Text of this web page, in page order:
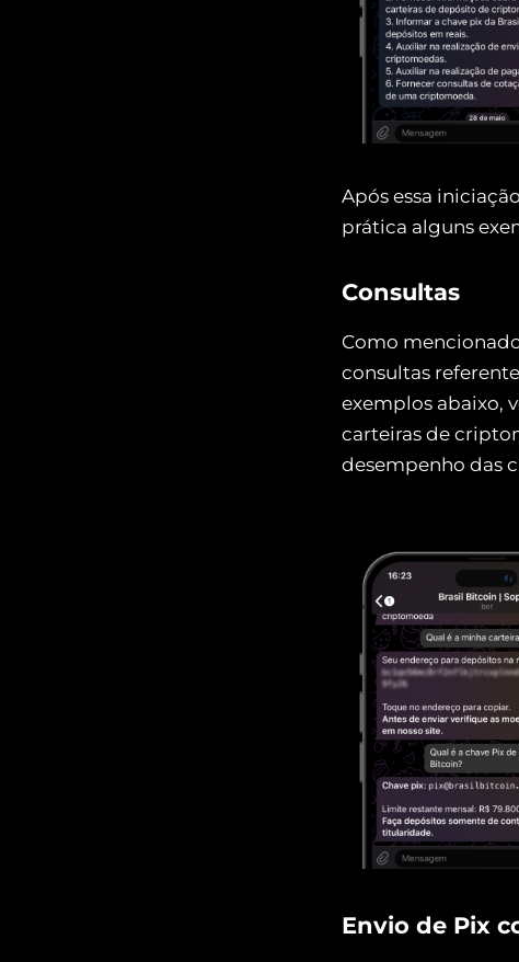
Após essa
prática alguns
Consultas
Como
consultas
exemplos abaixo,
carteiras de
desempenho das
Envio de Pix